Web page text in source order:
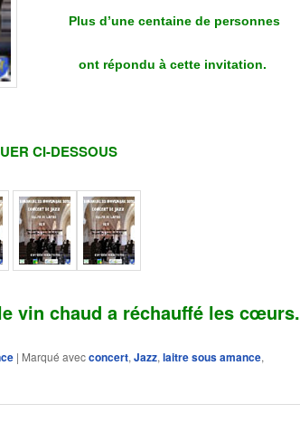
Plus d’une centaine de personnes
ont répondu à cette invitation.
R CI-DESSOUS
vin chaud a réchauffé les cœurs.
| Marqué avecconcert, Jazz, laitre sous amance,